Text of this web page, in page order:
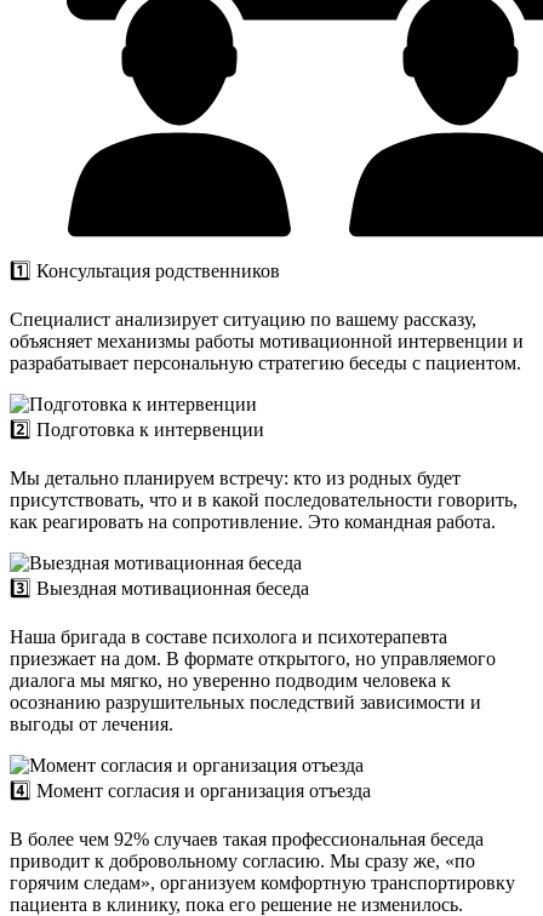
1️⃣ Консультация родственников
Специалист анализирует ситуацию по вашему рассказу,
объясняет механизмы работы мотивационной интервенции и
разрабатывает персональную стратегию беседы с пациентом.
2️⃣ Подготовка к интервенции
Мы детально планируем встречу: кто из родных будет
присутствовать, что и в какой последовательности говорить,
как реагировать на сопротивление. Это командная работа.
3️⃣ Выездная мотивационная беседа
Наша бригада в составе психолога и психотерапевта
приезжает на дом. В формате открытого, но управляемого
диалога мы мягко, но уверенно подводим человека к
осознанию разрушительных последствий зависимости и
выгоды от лечения.
4️⃣ Момент согласия и организация отъезда
В более чем 92% случаев такая профессиональная беседа
приводит к добровольному согласию. Мы сразу же, «по
горячим следам», организуем комфортную транспортировку
пациента в клинику, пока его решение не изменилось.